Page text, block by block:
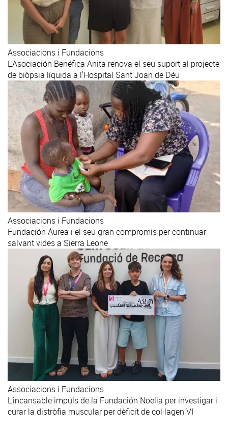
Associacions i Fundacions
L'Asociación Benéfica Anita renova el seu suport al projecte
de biòpsia líquida a l'Hospital Sant Joan de Déu
Associacions i Fundacions
Fundación Áurea i el seu gran compromís per continuar
salvant vides a Sierra Leone
Associacions i Fundacions
L’incansable impuls de la Fundación Noelia per investigar i
curar la distròfia muscular per dèficit de col·lagen VI